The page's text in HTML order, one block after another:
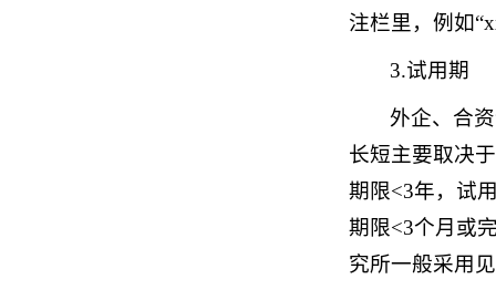
注栏里，例如
3.试用期
外企、合
长短主要取决
期限<3年，试
期限<3个月或
究所一般采用